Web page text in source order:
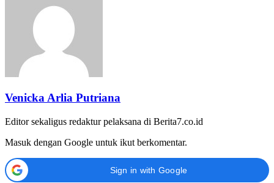
Venicka Arlia Putriana
Editor sekaligus redaktur pelaksana di Berita7.co.id
Masuk dengan Google untuk ikut berkomentar.
Sign in with Google